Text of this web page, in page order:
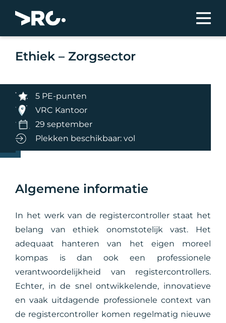
Ethiek – Zorgsector
5 PE-punten
VRC Kantoor
29 september
Plekken beschikbaar: vol
Algemene informatie
In het werk van de registercontroller staat het
belang van ethiek onomstotelijk vast. Het
adequaat hanteren van het eigen moreel
kompas is dan ook een professionele
verantwoordelijkheid van registercontrollers.
Echter, in de snel ontwikkelende, innovatieve
en vaak uitdagende professionele context van
de registercontroller komen regelmatig nieuwe